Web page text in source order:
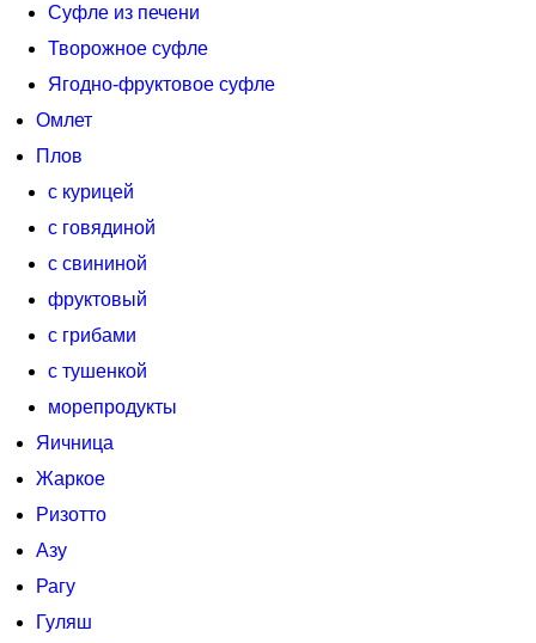
Суфле из печени
Творожное суфле
Ягодно-фруктовое суфле
Омлет
Плов
с курицей
с говядиной
с свининой
фруктовый
с грибами
с тушенкой
морепродукты
Яичница
Жаркое
Ризотто
Азу
Рагу
Гуляш